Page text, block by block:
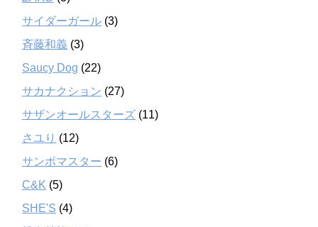
サイダーガール (3)
斉藤和義 (3)
Saucy Dog (22)
サカナクション (27)
サザンオールスターズ (11)
さユり (12)
サンボマスター (6)
C&K (5)
SHE'S (4)